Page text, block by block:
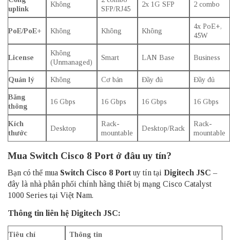
uplink
Không
SFP/RJ45
2x 1G SFP 2 combo
PoE/PoE+ Không Không Không
4x PoE+,
45W
License
Không
(Unmanaged)
Smart LAN Base Business
Quản lý Không Cơ bản Đầy đủ Đầy đủ
Băng
thông
16 Gbps 16 Gbps 16 Gbps 16 Gbps
Kích
thước
Desktop
Rack-
mountable
Desktop/Rack
Rack-
mountable
Mua Switch Cisco 8 Port ở đâu uy tín?
Bạn có thể mua Switch Cisco 8 Port uy tín tại Digitech JSC –
đây là nhà phân phối chính hãng thiết bị mạng Cisco Catalyst
1000 Series tại Việt Nam.
Thông tin liên hệ Digitech JSC:
Tiêu chí Thông tin